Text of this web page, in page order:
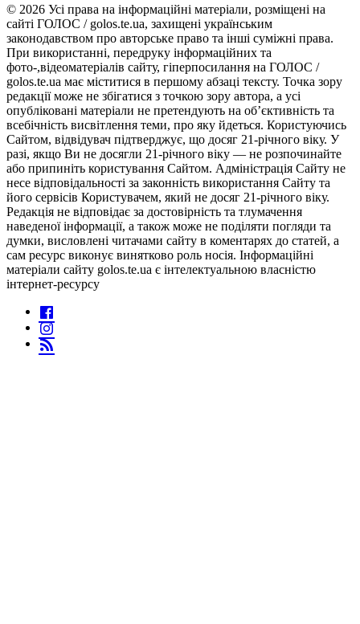
© 2026 Усі права на інформаційні матеріали, розміщені на
сайті ГОЛОС / golos.te.ua, захищені українським
законодавством про авторське право та інші суміжні права.
При використанні, передруку інформаційних та
фото-,відеоматеріалів сайту, гіперпосилання на ГОЛОС /
golos.te.ua має міститися в першому абзаці тексту. Точка зору
редакції може не збігатися з точкою зору автора, а усі
опубліковані матеріали не претендують на об’єктивність та
всебічність висвітлення теми, про яку йдеться. Користуючись
Сайтом, відвідувач підтверджує, що досяг 21-річного віку. У
разі, якщо Ви не досягли 21-річного віку — не розпочинайте
або припиніть користування Сайтом. Адміністрація Сайту не
несе відповідальності за законність використання Сайту та
його сервісів Користувачем, який не досяг 21-річного віку.
Редакція не відповідає за достовірність та тлумачення
наведеної інформації, а також може не поділяти погляди та
думки, висловлені читачами сайту в коментарях до статей, а
сам ресурс виконує винятково роль носія. Інформаційні
матеріали сайту golos.te.ua є інтелектуальною власністю
інтернет-ресурсу